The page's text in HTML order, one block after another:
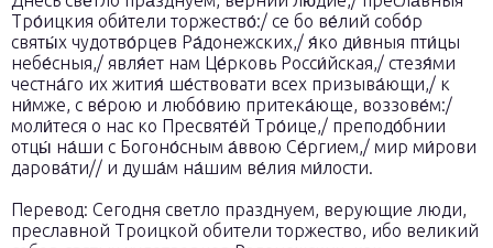
Тро́ицкия оби́тели торжество́:/ се бо ве́лий собо́р
святы́х чудотво́рцев Ра́донежских,/ я́ко ди́вныя пти́цы
небе́сныя,/ явля́ет нам Це́рковь Росси́йская,/ стезя́ми
честна́го их жития́ ше́ствовати всех призыва́ющи,/ к
ни́мже, с ве́рою и любо́вию притека́юще, воззове́м:/
моли́теся о нас ко Пресвяте́й Тро́ице,/ преподо́бнии
отцы́ на́ши с Богоно́сным а́ввою Се́ргием,/ мир ми́рови
дарова́ти// и душа́м на́шим ве́лия ми́лости.
Перевод: Сегодня светло празднуем, верующие люди,
преславной Троицкой обители торжество, ибо великий